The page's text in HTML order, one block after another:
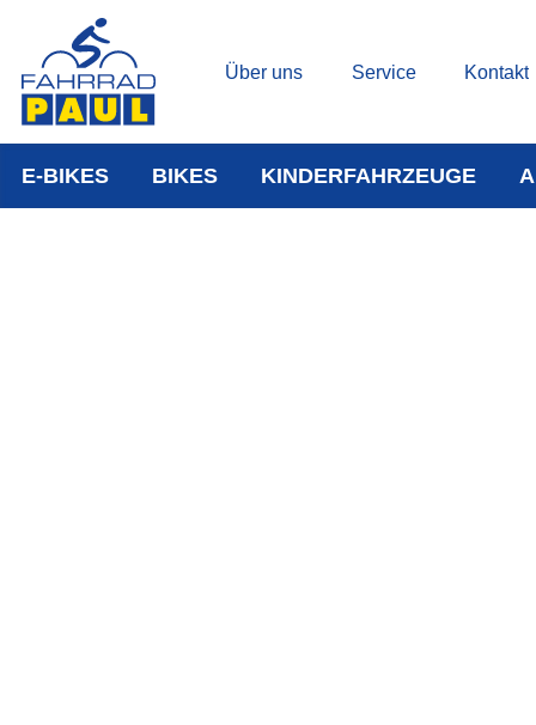
Über uns Service Kontakt
E-BIKES BIKES KINDERFAHRZEUGE